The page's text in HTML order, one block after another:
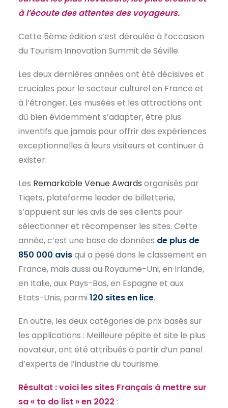
EN
à l’écoute des attentes des voyageurs.
Cette 5ème édition s’est déroulée à l’occasion
du Tourism Innovation Summit de Séville.
Les deux dernières années ont été décisives et
cruciales pour le secteur culturel en France et
à l’étranger. Les musées et les attractions ont
dû bien évidemment s’adapter, être plus
inventifs que jamais pour offrir des expériences
exceptionnelles à leurs visiteurs et continuer à
exister.
Les Remarkable Venue Awards organisés par
Tiqets, plateforme leader de billetterie,
s’appuient sur les avis de ses clients pour
sélectionner et récompenser les sites. Cette
année, c’est une base de données de plus de
850 000 avisqui a pesé dans le classement en
France, mais aussi au Royaume-Uni, en Irlande,
en Italie, aux Pays-Bas, en Espagne et aux
Etats-Unis, parmi 120 sites en lice.
En outre, les deux catégories de prix basés sur
les applications : Meilleure pépite et site le plus
novateur, ont été attribués à partir d’un panel
d’experts de l’industrie du tourisme.
Résultat : voici les sites Français à mettre sur
sa « to do list » en 2022 :